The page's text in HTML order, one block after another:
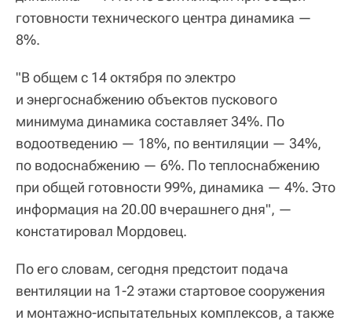
готовности технического центра динамика —
8%.
"В общем с 14 октября по электро
и энергоснабжению объектов пускового
минимума динамика составляет 34%. По
водоотведению — 18%, по вентиляции — 34%,
по водоснабжению — 6%. По теплоснабжению
при общей готовности 99%, динамика — 4%. Это
информация на 20.00 вчерашнего дня", —
констатировал Мордовец.
По его словам, сегодня предстоит подача
вентиляции на 1-2 этажи стартовое сооружения
и монтажно-испытательных комплексов, а также